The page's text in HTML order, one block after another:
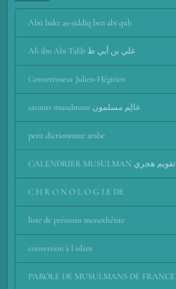
Abū bakr aṣ-ṣiddīq ben abī quḥ
Ali ibn Abi Talib علي بن أبي ط
Convertisseur Julien-Hégirien
savants musulmans عالِم مسلمون
petit dictionnaire arabe
CALENDRIER MUSULMAN تقويم هجري
C H R O N O L O G I E DE
liste de prénoms monothéiste
conversion à l islam
PAROLE DE MUSULMANS DE FRANCE